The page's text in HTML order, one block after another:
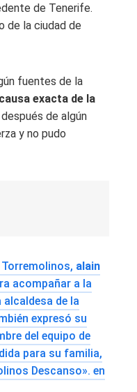
de Tenerife.
de la ciudad de
fuentes de la
exacta de la
de algún
y ​​no pudo
alain
acompañar a la
de la
expresó su
del equipo de
para su familia,
Descanso». en